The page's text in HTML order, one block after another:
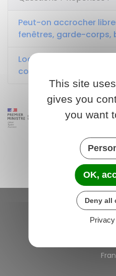
Peut-on accrocher
fenêtres, garde-corps,
Local à poubelles d'un
copropriété : quelles
Saint-
This site
gives you
you want
OK,
Deny all